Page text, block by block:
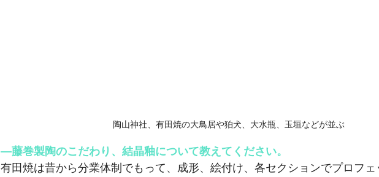
陶山神社、有田焼の大鳥居や狛犬、大水瓶、玉垣などが並ぶ
―藤巻製陶のこだわり、結晶釉について教えてください。
有田焼は昔から分業体制でもって、成形、絵付け、各セクションでプロフ